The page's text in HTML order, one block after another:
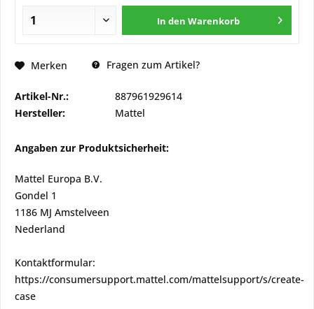
In den Warenkorb
Merken Fragen zum Artikel?
Artikel-Nr.:
887961929614
Hersteller:
Mattel
Angaben zur Produktsicherheit:
Mattel Europa B.V.
Gondel 1
1186 MJ Amstelveen
Nederland
Kontaktformular:
https://consumersupport.mattel.com/mattelsupport/s/create-
case